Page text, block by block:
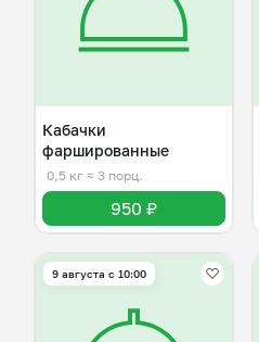
Кабачки
фаршированные
0,5 кг ≈ 3 порц.
950 ₽
9 августа с 10:00